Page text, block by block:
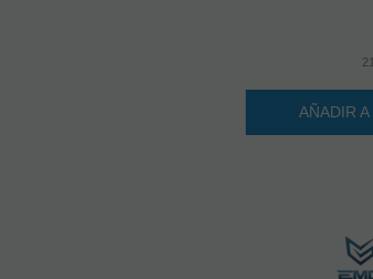
AÑADIR A